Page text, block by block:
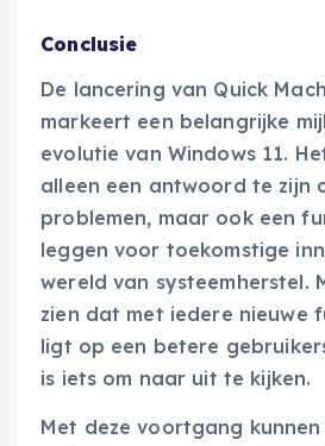
Conclusie
De lancering van Quick
markeert een belangrijke
evolutie van Windows 11.
alleen een antwoord te zijn
problemen, maar ook een
leggen voor toekomstige
wereld van systeemherstel.
zien dat met iedere nieuwe
ligt op een betere
is iets om naar uit te kijken.
Met deze voortgang kunnen